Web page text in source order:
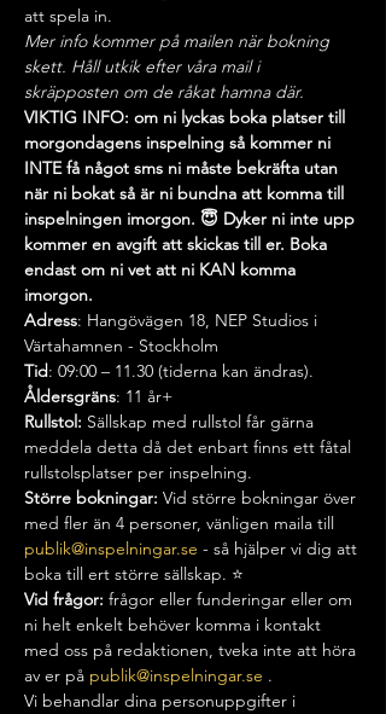
att spela in.
Mer info kommer på mailen när bokning
skett. Håll utkik efter våra mail i
skräpposten om de råkat hamna där.
VIKTIG INFO: om ni lyckas boka platser till
morgondagens inspelning så kommer ni
INTE få något sms ni måste bekräfta utan
när ni bokat så är ni bundna att komma till
inspelningen imorgon. 😇 Dyker ni inte upp
kommer en avgift att skickas till er. Boka
endast om ni vet att ni KAN komma
imorgon.
Adress: Hangövägen 18, NEP Studios i
Värtahamnen - Stockholm
Tid: 09:00 – 11.30 (tiderna kan ändras).
Åldersgräns: 11 år+
Rullstol: Sällskap med rullstol får gärna
meddela detta då det enbart finns ett fåtal
rullstolsplatser per inspelning.
Större bokningar: Vid större bokningar över
med fler än 4 personer, vänligen maila till
publik@inspelningar.se - så hjälper vi dig att
boka till ert större sällskap. ⭐️
Vid frågor: frågor eller funderingar eller om
ni helt enkelt behöver komma i kontakt
med oss på redaktionen, tveka inte att höra
av er på publik@inspelningar.se .
Vi behandlar dina personuppgifter i